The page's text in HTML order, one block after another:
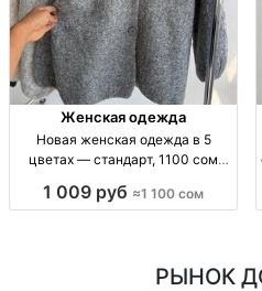
Женская одежда
Новая женская одежда в 5
цветах — стандарт, 1100 сом
5 цв., огр. партия, 1100 сом
1 009 руб ≈1 100 сом
РЫНОК